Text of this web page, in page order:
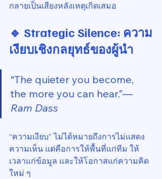
กลายเป็นเสียงหลังเหตุเกิดเสมอ
🔹 Strategic Silence: ความ
เงียบเชิงกลยุทธ์ของผู้นำ
“The quieter you become,
the more you can hear.”—
Ram Dass
“ความเงียบ” ไม่ได้หมายถึงการไม่แสดง
ความเห็น แต่คือการให้พื้นที่แก่ทีม ให้
เวลาแก่ข้อมูล และให้โอกาสแก่ความคิด
ใหม่ ๆ